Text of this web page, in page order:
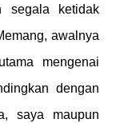
segala ketidak
awalnya
mengenai
dengan
saya maupun